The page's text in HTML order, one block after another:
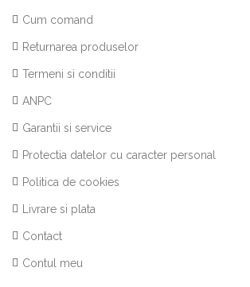
Cum comand
Returnarea produselor
Termeni si conditii
ANPC
Garantii si service
Protectia datelor cu caracter personal
Politica de cookies
Livrare si plata
Contact
Contul meu